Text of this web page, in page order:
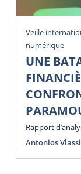
Veille
numérique
UNE
Rapport
Antonios